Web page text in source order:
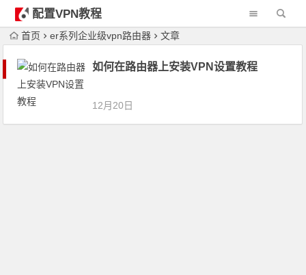
配置VPN教程
首页 er系列企业级vpn路由器 文章
如何在路由器上安装VPN设置教程
12月20日